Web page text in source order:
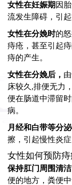
女性在妊娠期 因
流发生障碍，引
女性在分娩时的
痔疮，甚至引起
痔的产生。
女性在分娩后，
床较久,排便无力
便在肠道中滞留
病。
月经和白带等分
擦，引起慢性炎
女性如何预防痔
保持肛门周围清洁
便的地方，粪便